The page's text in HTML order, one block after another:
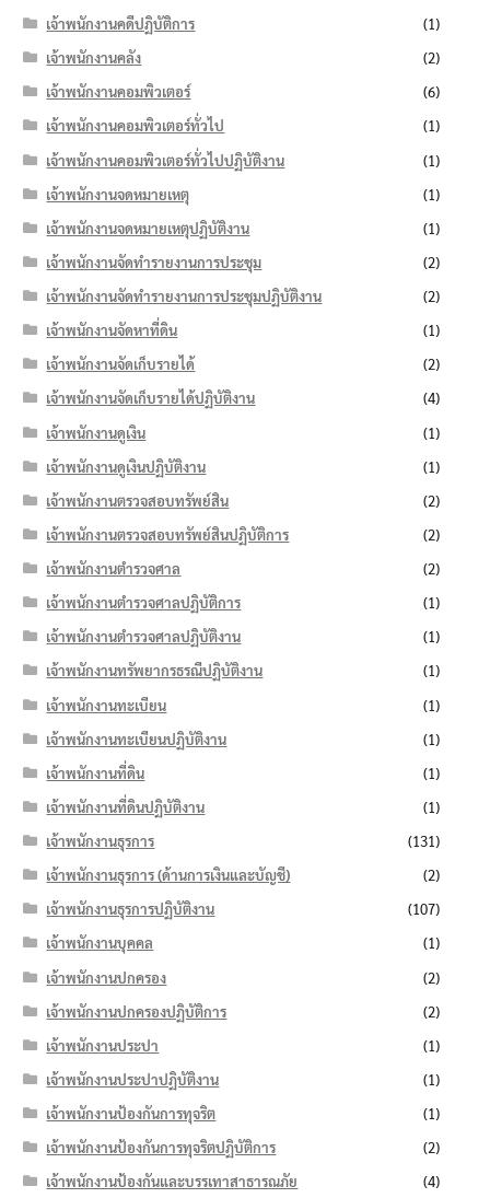
เจ้าพนักงานคดีปฏิบัติการ
(1)
เจ้าพนักงานคลัง
(2)
เจ้าพนักงานคอมพิวเตอร์
(6)
เจ้าพนักงานคอมพิวเตอร์ทั่วไป
(1)
เจ้าพนักงานคอมพิวเตอร์ทั่วไปปฏิบัติงาน
(1)
เจ้าพนักงานจดหมายเหตุ
(1)
เจ้าพนักงานจดหมายเหตุปฏิบัติงาน
(1)
เจ้าพนักงานจัดทำรายงานการประชุม
(2)
เจ้าพนักงานจัดทำรายงานการประชุมปฏิบัติงาน
(2)
เจ้าพนักงานจัดหาที่ดิน
(1)
เจ้าพนักงานจัดเก็บรายได้
(2)
เจ้าพนักงานจัดเก็บรายได้ปฏิบัติงาน
(4)
เจ้าพนักงานดูเงิน
(1)
เจ้าพนักงานดูเงินปฏิบัติงาน
(1)
เจ้าพนักงานตรวจสอบทรัพย์สิน
(2)
เจ้าพนักงานตรวจสอบทรัพย์สินปฏิบัติการ
(2)
เจ้าพนักงานตำรวจศาล
(2)
เจ้าพนักงานตำรวจศาลปฏิบัติการ
(1)
เจ้าพนักงานตำรวจศาลปฏิบัติงาน
(1)
เจ้าพนักงานทรัพยากรธรณีปฏิบัติงาน
(1)
เจ้าพนักงานทะเบียน
(1)
เจ้าพนักงานทะเบียนปฏิบัติงาน
(1)
เจ้าพนักงานที่ดิน
(1)
เจ้าพนักงานที่ดินปฏิบัติงาน
(1)
เจ้าพนักงานธุรการ
(131)
เจ้าพนักงานธุรการ (ด้านการเงินและบัญชี)
(2)
เจ้าพนักงานธุรการปฏิบัติงาน
(107)
เจ้าพนักงานบุคคล
(1)
เจ้าพนักงานปกครอง
(2)
เจ้าพนักงานปกครองปฏิบัติการ
(2)
เจ้าพนักงานประปา
(1)
เจ้าพนักงานประปาปฏิบัติงาน
(1)
เจ้าพนักงานป้องกันการทุจริต
(1)
เจ้าพนักงานป้องกันการทุจริตปฏิบัติการ
(2)
เจ้าพนักงานป้องกันและบรรเทาสาธารณภัย
(4)